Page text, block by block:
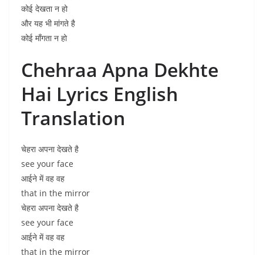
कोई देखता न हो
और यह भी मांगते है
कोई माँगता न हो
Chehraa Apna Dekhte
Hai Lyrics English
Translation
चेहरा अपना देखते है
see your face
आईने में वह वह
that in the mirror
चेहरा अपना देखते है
see your face
आईने में वह वह
that in the mirror